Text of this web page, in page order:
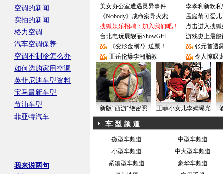
空调的新闻
实拍的新闻
格力空调
汽车空调保养
空调不制冷怎么办
如何选购家用空调
英菲尼迪车型资料
宝马最新车型
节油车型
菲亚特汽车
我来说两句
·美女办公室遭遇灵异事件 ·李孝利新欢
· 《Nobody》成命案导火索 ·孟庭苇可爱
·搜狐娱乐招聘：加入我们吧！ ·点击进入搜
·台北电玩展靓丽ShowGirl ·游戏史上最
·
《变形金刚2》送票！ ·
张元首透
·
王岳伦爆李湘胎教 · 令人惊叹
新版“西游”绝密照 王菲小女儿李嫣曝光
车 型 频 道
微型车频道 中型车频道
小型车频道
中大型车频道
紧凑型车频道
豪华车频道